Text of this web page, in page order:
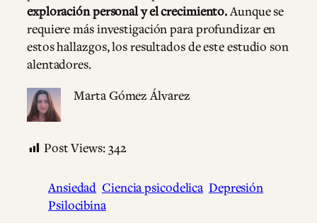
exploración personal y el crecimiento.Aunque se
requiere más investigación para profundizar en
estos hallazgos, los resultados de este estudio son
alentadores.
Marta Gómez Álvarez
Post Views:342
Ansiedad Ciencia psicodelica Depresión
Psilocibina